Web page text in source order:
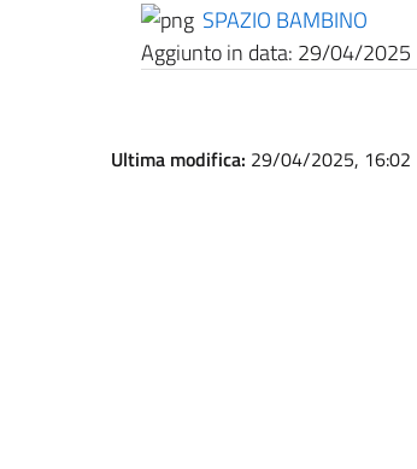
SPAZIO BAMBINO
Aggiunto in data: 29/04/2025
Ultima modifica: 29/04/2025, 16:02